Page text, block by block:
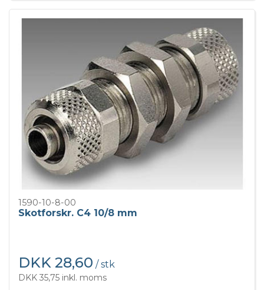
1590-10-8-00
Skotforskr. C4 10/8 mm
DKK 28,60 / stk
DKK 35,75 inkl. moms